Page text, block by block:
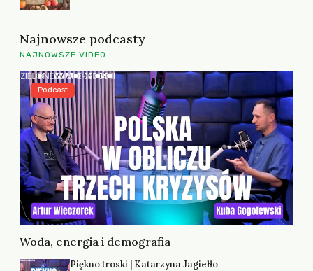
Najnowsze podcasty
NAJNOWSZE VIDEO
Woda, energia i demografia
Podcast
Piękno troski | Katarzyna Jagiełło